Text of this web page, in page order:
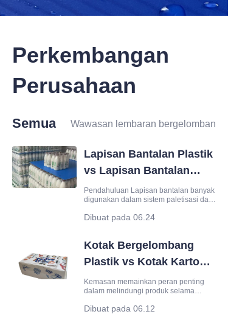
Perkembangan
Perusahaan
Semua Wawasan lembaran bergelombang
Lapisan Bantalan Plastik
vs Lapisan Bantalan
Karton: Mana yang Lebih
Baik untuk
Pengemasan?
Pendahuluan Lapisan bantalan banyak
digunakan dalam sistem paletisasi dan
produk, meningkatkan stabilitas
karton telah lama menjadi pilihan
yang terbuat dari
Dibuat pada 06.24
Kotak Bergelombang
Plastik vs Kotak Karton:
Mana yang Lebih Baik
untuk Pengemasan?
Kemasan memainkan peran penting
dalam melindungi produk selama
Meskipun kotak karton telah lama
Dibuat pada 06.12